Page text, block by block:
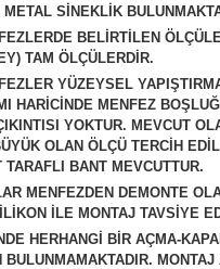
METAL SİNEKLİK
BELİRTİLEN
TAM ÖLÇÜLERDİR.
YÜZEYSEL
HARİCİNDE MENFEZ
YOKTUR. MEVCUT
OLAN ÖLÇÜ TERCİH
TARAFLI BANT MEVCUTTUR.
MENFEZDEN DEMONTE
İLE MONTAJ TAVSİYE
HERHANGİ BİR AÇMA-
BULUNMAMAKTADIR.